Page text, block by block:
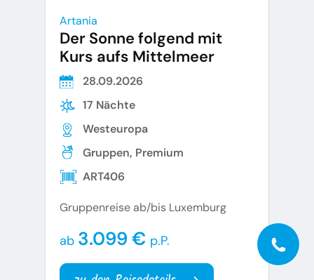
Artania
Der Sonne folgend mit
Kurs aufs Mittelmeer
28.09.2026
17 Nächte
Westeuropa
Gruppen, Premium
ART406
Gruppenreise ab/bis Luxemburg
ab 3.099 € p.P.